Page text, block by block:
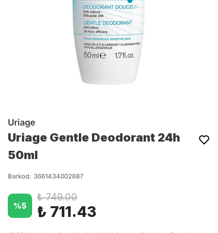
Uriage
Uriage Gentle Deodorant 24h
50ml
Barkod: 3661434002687
%5
₺ 749.00
₺ 711.43